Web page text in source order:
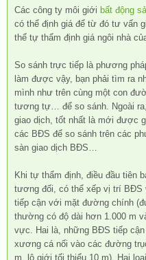
Các công ty môi giới bất động
có thể định giá để từ đó tư vấn
thể tự thẩm định giá ngôi nhà
So sánh trực tiếp là phương
làm được vậy, bạn phải tìm ra
mình như trên cùng một con
tương tự… để so sánh. Ngoài
giao dịch, tốt nhất là mới được
các BĐS để so sánh trên các
sàn giao dịch BĐS…
Khi tự thẩm định, điều đầu tiên
tương đối, có thể xếp vị trí BĐS
tiếp cận với mặt đường chính
thường có độ dài hơn 1.000 m
vực. Hai là, những BĐS tiếp
xương cá nối vào các đường
m, lộ giới tối thiểu 10 m). Hai